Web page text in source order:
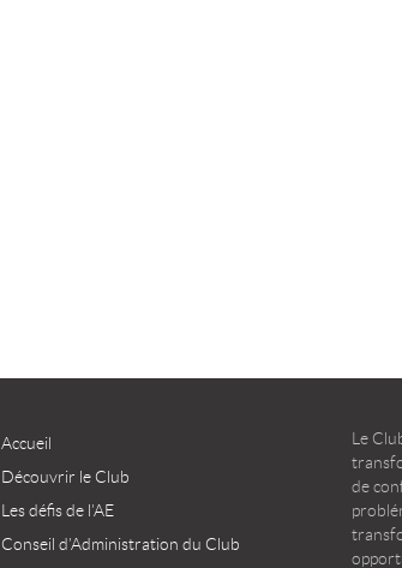
Accueil
Découvrir le Club
Les défis de l’AE
Conseil d’Administration du Club
Le
de